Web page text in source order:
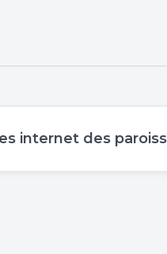
internet des